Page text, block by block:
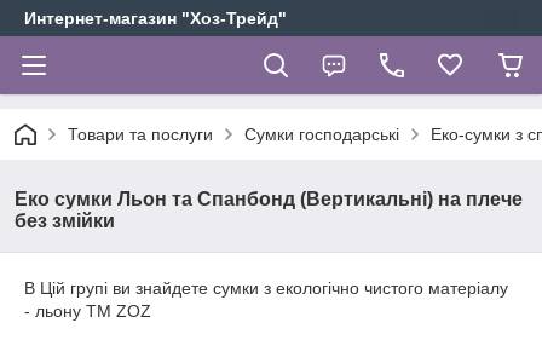
Интернет-магазин "Хоз-Трейд"
Товари та послуги Сумки господарські Еко-сумки з
Еко сумки Льон та Спанбонд (Вертикальні) на плече
без змійки
В Цій групі ви знайдете сумки з екологічно чистого матеріалу
- льону ТМ ZOZ